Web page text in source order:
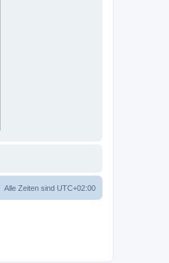
Alle Zeiten sind UTC+02:00